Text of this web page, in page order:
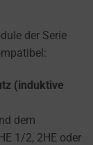
der Serie
(induktive
dem
1/2, 2HE oder